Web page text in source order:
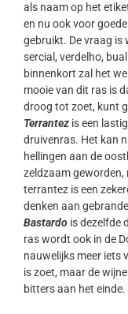
als naam op het
en nu ook voor
gebruikt. De vraag is
sercial, verdelho,
binnenkort zal het
mooie van dit ras is
droog tot zoet, kunt
Terrantez is een
druivenras. Het kan
hellingen aan de
zeldzaam geworden,
terrantez is een
denken aan
Bastardo is dezelfde
ras wordt ook in de
nauwelijks meer iets
is zoet, maar de
bitters aan het einde.